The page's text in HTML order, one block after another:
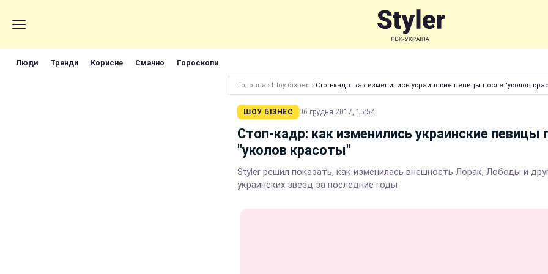
Люди Тренди Корисне Смачно Гороскопи
Головна › Шоу бізнес › Стоп-кадр: как изменились украинские певицы после "уколов
ШОУ БІЗНЕС 06 грудня 2017, 15:54
Стоп-кадр: как изменились украинские певицы
"уколов красоты"
Styler решил показать, как изменилась внешность Лорак, Лободы и
украинских звезд за последние годы